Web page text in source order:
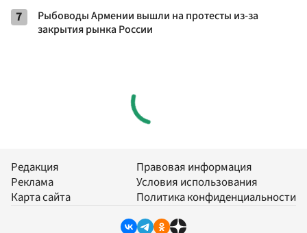
7
Рыбоводы Армении вышли на протесты из-за
закрытия рынка России
Редакция
Реклама
Карта сайта
Правовая информация
Условия использования
Политика конфиденциальности